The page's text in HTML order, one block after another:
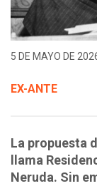
5 DE MAYO DE
EX-ANTE
La propuesta
llama
Neruda. Sin